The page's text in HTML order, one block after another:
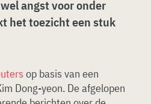
angst voor onder
het toezicht een stuk
op basis van een
Dong-yeon. De afgelopen